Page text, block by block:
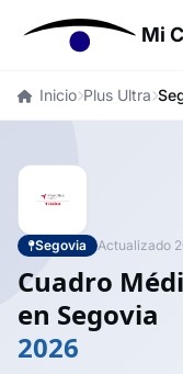
Mi
Inicio Plus Ultra
Segovia Actualizado
Cuadro
en Segovia
2026